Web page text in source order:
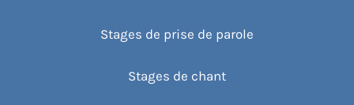
Stages de prise de parole
Stages de chant